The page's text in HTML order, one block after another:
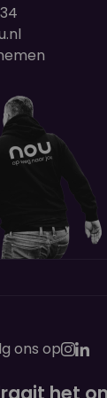
ons op